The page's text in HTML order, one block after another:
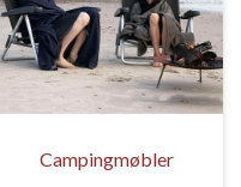
Campingmøbler